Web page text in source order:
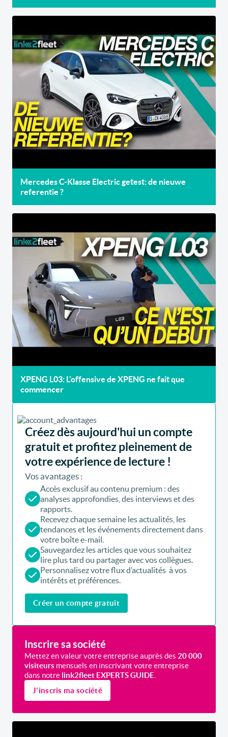
Mercedes C-Klasse Electric getest: de nieuwe
referentie ?
XPENG L03: L'offensive de XPENG ne fait que
commencer
Créez dès aujourd'hui un compte
gratuit et profitez pleinement de
votre expérience de lecture !
Vos avantages :
Accès exclusif au contenu premium : des
analyses approfondies, des interviews et des
rapports.
Recevez chaque semaine les actualités, les
tendances et les événements directement dans
votre boîte e-mail.
Sauvegardez les articles que vous souhaitez
lire plus tard ou partager avec vos collègues.
Personnalisez votre flux d’actualités à vos
intérêts et préférences.
Créer un compte gratuit
Inscrire sa société
Mettez en valeur votre entreprise auprès des 20 000
visiteurs mensuels en inscrivant votre entreprise
dans notre link2fleet EXPERTS GUIDE.
J'inscris ma société